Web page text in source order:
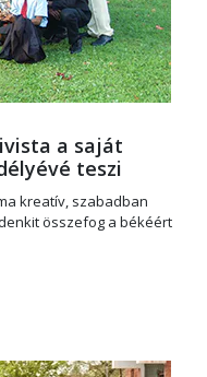
a saját
teszi
kreatív, szabadban
összefog a békéért